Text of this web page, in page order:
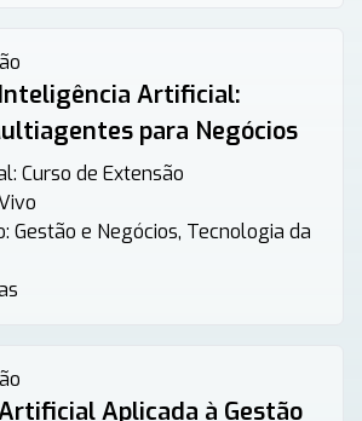
Artificial:
para Negócios
Curso de Extensão
Gestão e Negócios, Tecnologia da
Aplicada à Gestão